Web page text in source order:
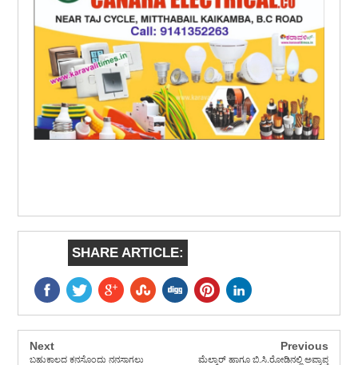
SHARE ARTICLE:
Next
ಬಹುಕಾಲದ ಕನಸೊಂದು ನನಸಾಗಲು
Previous
ಮೆಲ್ಕಾರ್ ಹಾಗೂ ಬಿ.ಸಿ.ರೋಡಿನಲ್ಲಿ ಅಪ್ರಾಪ್ತ